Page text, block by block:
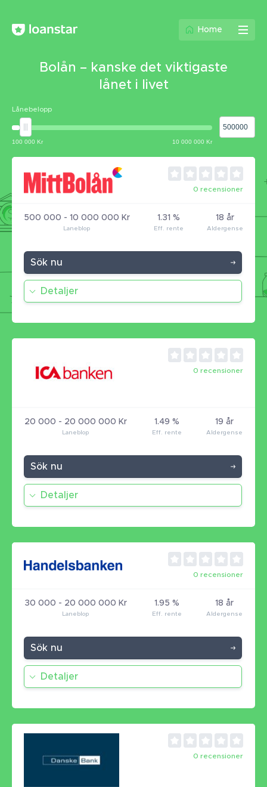
Home
Bolån – kanske det viktigaste
lånet i livet
Lånebelopp
500 000 - 10 000 000 Kr 1.31 %
0 recensioner
18 år
Detaljer
Sök nu
20 000 - 20 000 000 Kr 1.49 %
0 recensioner
19 år
Detaljer
Sök nu
30 000 - 20 000 000 Kr 1.95 %
0 recensioner
18 år
Detaljer
Sök nu
0 recensioner